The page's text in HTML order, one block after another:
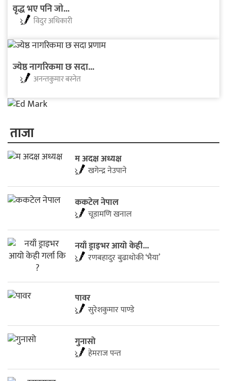
वृद्ध भए पनि जो...
विदुर अधिकारी
ज्येष्ठ नागरिकमा छ सदा...
अनन्तकुमार बस्नेत
ताजा
म अदक्ष अध्यक्ष
खगेन्द्र नेउपाने
ककटेल नेपाल
चूडामणि खनाल
नयाँ ड्राइभर आयो केही...
रणबहादुर बुढाथोकी ‘भैया’
पावर
सुरेशकुमार पाण्डे
गुनासो
हेमराज पन्त